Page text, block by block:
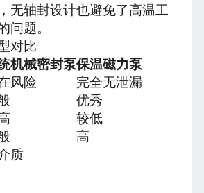
无轴封设计也避免了高温工
问题。
对比
机械密封泵保温磁力泵
风险
完全无泄漏
优秀
较低
高
质